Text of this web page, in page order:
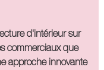
d'intérieur sur
commerciaux que
approche innovante